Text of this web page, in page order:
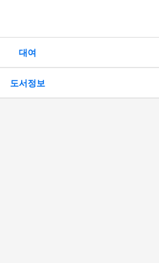
대여
도서정보